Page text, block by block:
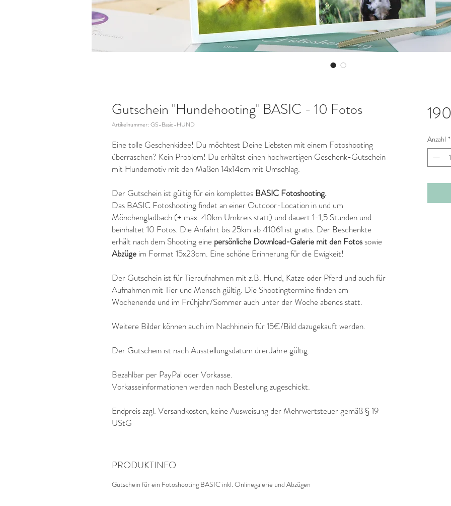
Gutschein "Hundehooting" BASIC - 10 Fotos
Artikelnummer: GS-Basic-HUND
Eine tolle Geschenkidee! Du möchtest Deine Liebsten mit einem Fotoshooting
überraschen? Kein Problem! Du erhältst einen hochwertigen Geschenk-Gutschein
mit Hundemotiv mit den Maßen 14x14cm mit Umschlag.
Der Gutschein ist gültig für ein komplettes BASIC Fotoshooting.
Das BASIC Fotoshooting findet an einer Outdoor-Location in und um
Mönchengladbach (+ max. 40km Umkreis statt) und dauert 1-1,5 Stunden und
beinhaltet 10 Fotos. Die Anfahrt bis 25km ab 41061 ist gratis. Der Beschenkte
erhält nach dem Shooting eine persönliche Download-Galerie mit den Fotossowie
Abzüge im Format 15x23cm. Eine schöne Erinnerung für die Ewigkeit!
Der Gutschein ist für Tieraufnahmen mit z.B. Hund, Katze oder Pferd und auch für
Aufnahmen mit Tier und Mensch gültig. Die Shootingtermine finden am
Wochenende und im Frühjahr/Sommer auch unter der Woche abends statt.
Weitere Bilder können auch im Nachhinein für 15€/Bild dazugekauft werden.
Der Gutschein ist nach Ausstellungsdatum drei Jahre gültig.
Bezahlbar per PayPal oder Vorkasse.
Vorkasseinformationen werden nach Bestellung zugeschickt.
Endpreis zzgl. Versandkosten, keine Ausweisung der Mehrwertsteuer gemäß § 19
UStG
PRODUKTINFO
Gutschein für ein Fotoshooting BASIC inkl. Onlinegalerie und Abzügen
Anzahl *